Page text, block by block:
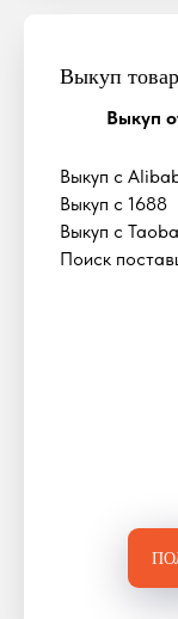
Выкуп
Выкуп
Выкуп с
Выкуп с 1688
Выкуп с
Поиск